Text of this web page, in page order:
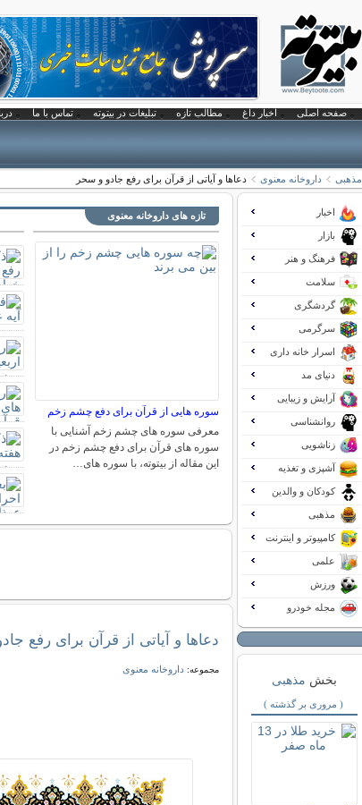
صفحه اصلی اخبار داغ مطالب تازه تبلیغات در بیتوته تماس با ما
مذهبی داروخانه معنوی دعاها و آیاتی از قرآن برای رفع جادو و سحر
تازه های داروخانه معنوی
سوره هایی از قرآن برای دفع چشم زخم
معرفی سوره های چشم زخم آشنایی با
سوره های قرآن برای دفع چشم زخم در
این مقاله از بیتوته، با سوره های…
دعاها و آیاتی از قرآن برای رفع
مجموعه:داروخانه معنوی
اخبار
بازار
فرهنگ و هنر
سلامت
گردشگری
سرگرمی
اسرار خانه داری
دنیای مد
آرایش و زیبایی
روانشناسی
زناشویی
آشپزی و تغذیه
کودکان و والدین
مذهبی
کامپیوتر و اینترنت
علمی
ورزش
مجله خودرو
بخش مذهبی
( مروری بر گذشته )